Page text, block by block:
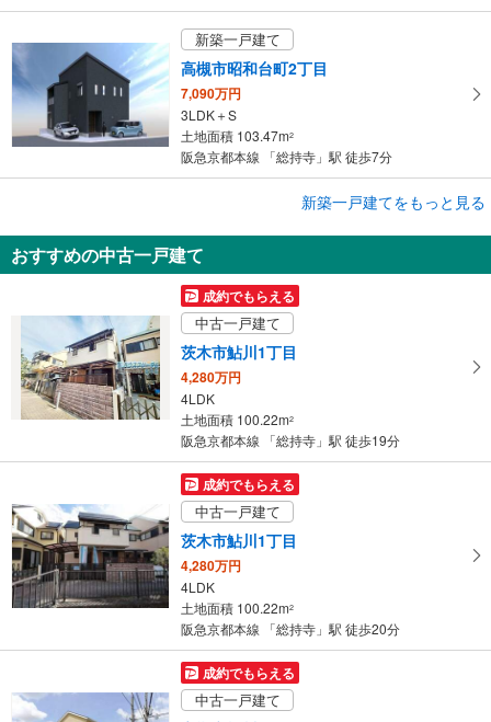
新築一戸建て
高槻市昭和台町2丁目
7,090万円
3LDK＋S
土地面積 103.47m2
阪急京都本線 「総持寺」駅 徒歩7分
高槻市寿町1丁目
4,680万円
3LDK
土地面積 85.14m
阪急京都本線 「総持寺」駅 徒歩20分
新築一戸建てをもっと見る
おすすめの中古一戸建て
成約でもらえる
中古一戸建て
茨木市鮎川1丁目
4,280万円
4LDK
土地面積 100.22m2
阪急京都本線 「総持寺」駅 徒歩19分
成約でもらえる
中古一戸建て
茨木市鮎川1丁目
4,280万円
4LDK
土地面積 100.22m2
阪急京都本線 「総持寺」駅 徒歩20分
成約でもらえる
中古一戸建て